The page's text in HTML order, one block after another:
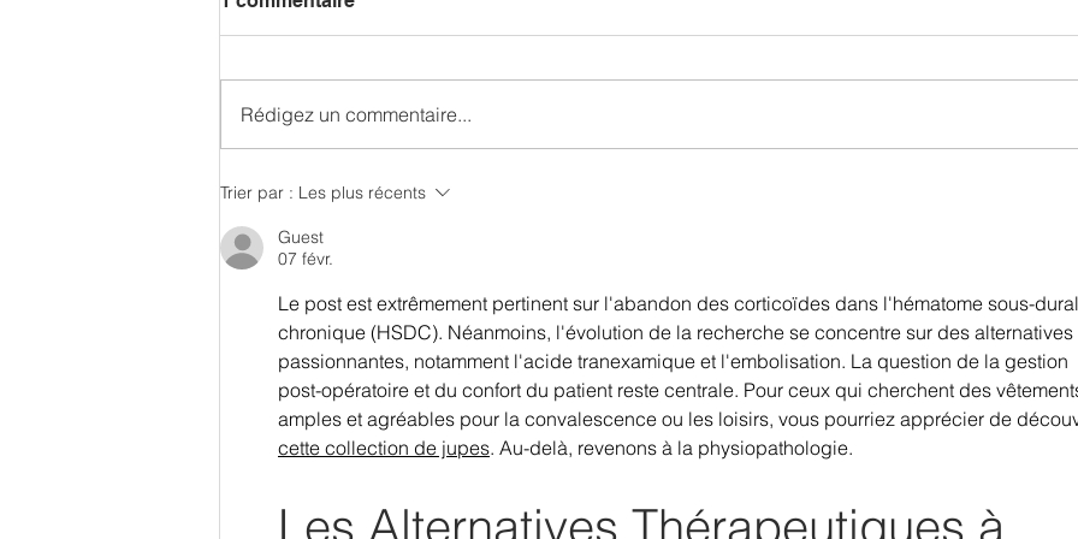
CONGRES NICIS 2026
Rédigez un commentaire...
Trier par : Les plus récents
Guest
07 févr.
Le post est extrêmement pertinent sur l'abandon des corticoïdes dans l'hématome sous-dural
chronique (HSDC). Néanmoins, l'évolution de la recherche se concentre sur des alternatives
passionnantes, notamment l'acide tranexamique et l'embolisation. La question de la gestion
post-opératoire et du confort du patient reste centrale. Pour ceux qui cherchent des
amples et agréables pour la convalescence ou les loisirs, vous pourriez apprécier de
cette collection de jupes. Au-delà, revenons à la physiopathologie.
Les Alternatives Thérapeutiques à